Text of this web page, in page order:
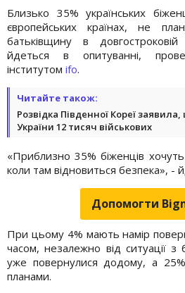
Близько 35% українських
європейських країнах, не
батьківщину в
йдеться в опитуванні,
інститутом ifo.
Читайте також:
Розвідка Південної Кореї
України 12 тисяч військових
«Приблизно 35% біженців
коли там відновиться безпека», -
Допомогти
При цьому 4% мають намір
часом, незалежно від ситуації
уже повернулися додому, а
планами.